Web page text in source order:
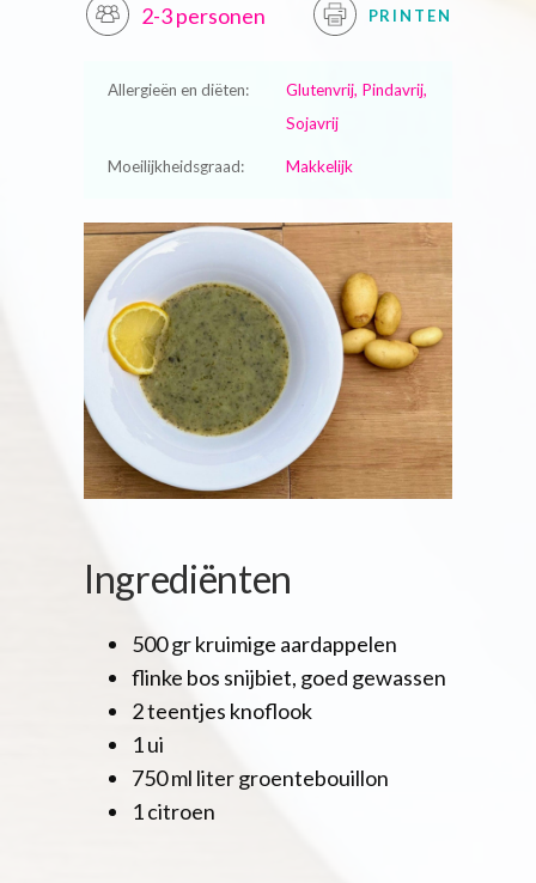
2-3 personen
PRINTEN
Allergieën en diëten:
Glutenvrij, Pindavrij,
Sojavrij
Moeilijkheidsgraad: Makkelijk
Ingrediënten
500 gr kruimige aardappelen
flinke bos snijbiet, goed gewassen
2 teentjes knoflook
1 ui
750 ml liter groentebouillon
1 citroen